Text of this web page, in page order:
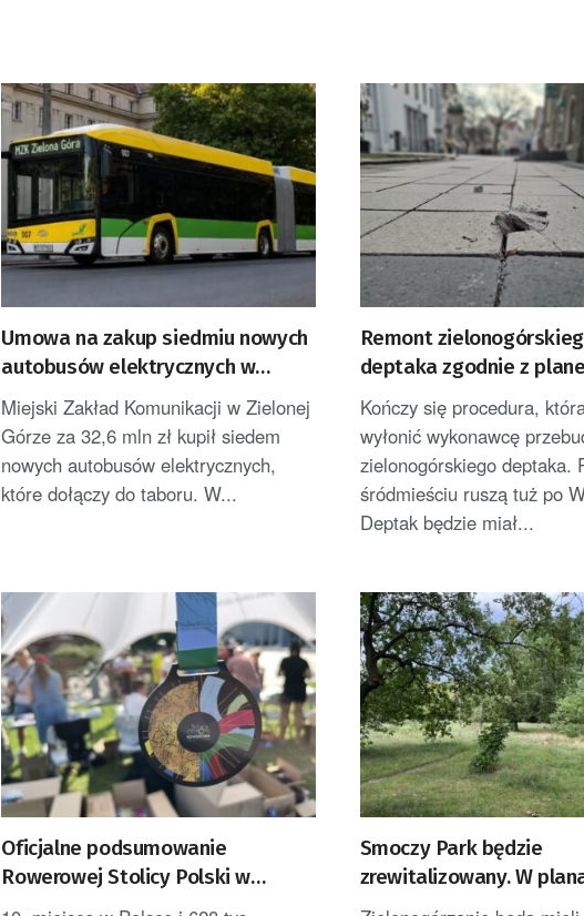
Umowa na zakup siedmiu nowych
autobusów elektrycznych w
Zielonej Górze
Miejski Zakład Komunikacji w Zielonej
Górze za 32,6 mln zł kupił siedem
nowych autobusów elektrycznych,
które dołączy do taboru. W...
Remont
deptaka zgodnie z
Kończy się procedura,
wyłonić wykonawcę
zielonogórskiego deptaka.
śródmieściu ruszą tuż po
Deptak będzie miał...
Oficjalne podsumowanie
Rowerowej Stolicy Polski w
Zielonej Górze
Smoczy Park będzie
zrewitalizowany. W
nowe atrakcje